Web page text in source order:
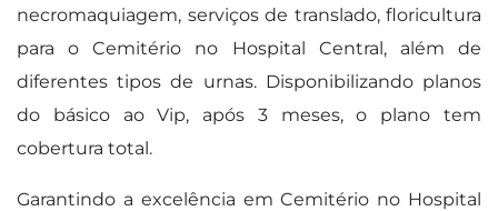
necromaquiagem, serviços de translado, floricultura
para o Cemitério no Hospital Central, além de
diferentes tipos de urnas. Disponibilizando planos
do básico ao Vip, após 3 meses, o plano tem
cobertura total.
Garantindo a excelência em Cemitério no Hospital